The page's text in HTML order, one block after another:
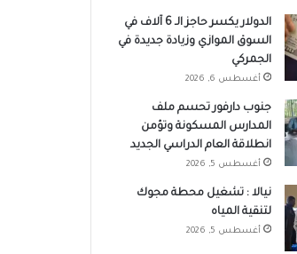
الدولار يكسر حاجز الـ 6 آلاف في
السوق الموازي وزيادة جديدة في
الجمركي
أغسطس 6, 2026
جنوب دارفور تحسم ملف
المدارس المسكونة وتؤمن
انطلاقة العام الدراسي الجديد
أغسطس 5, 2026
نيالا : تشغيل محطة مجوك
لتنقية المياه
أغسطس 5, 2026